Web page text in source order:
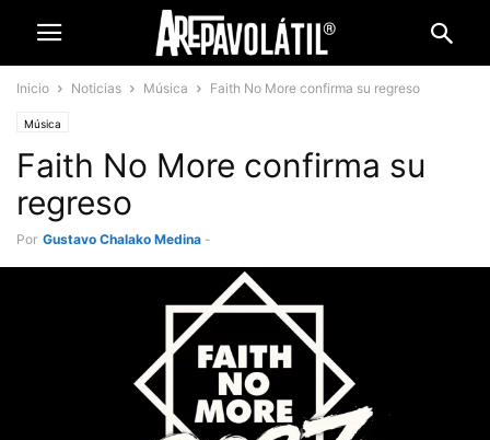
Inicio Noticias Música Faith No More confirma su regreso
Música
Faith No More confirma su
regreso
Por Gustavo Chalako Medina -